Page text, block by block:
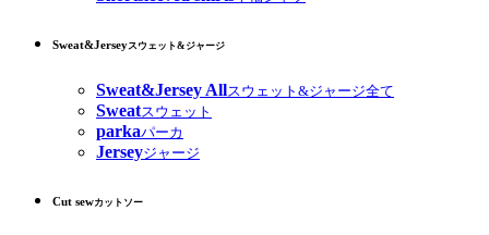
Sweat&Jerseyスウェット&ジャージ
Sweat&Jersey Allスウェット&ジャージ全て
Sweatスウェット
parkaパーカ
Jerseyジャージ
Cut sewカットソー